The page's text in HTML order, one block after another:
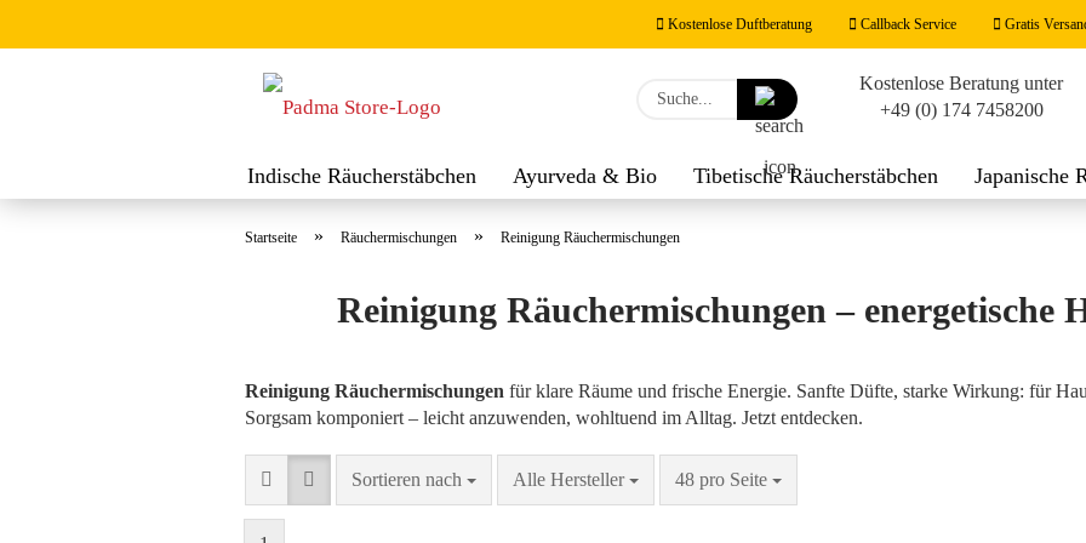
Kostenlose Duftberatung Callback Service Gratis
Lieferland
E-
Suche...
Kostenlose Beratung unter
+49 (0) 174 7458200
Indische Räucherstäbchen Ayurveda & Bio Tibetische Räucherstäbchen
Japanische
Startseite » Räuchermischungen » Reinigung Räuchermischungen
Reinigung Räuchermischungen – energetische
Reinigung Räuchermischungen für klare Räume und frische Energie. Sanfte Düfte, starke Wirkung: für
Sorgsam komponiert – leicht anzuwenden, wohltuend im Alltag. Jetzt entdecken.
Sortieren nach
Sortieren nach Alle Hersteller
pro Seite 48 pro Seite
pro Seite